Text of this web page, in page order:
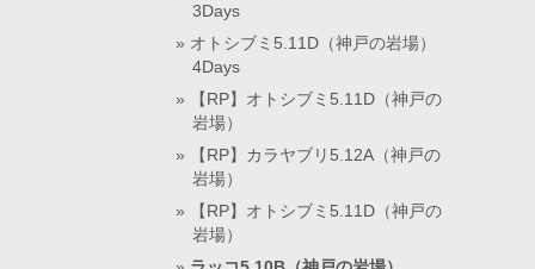
3Days
オトシブミ5.11D（神戸の岩場）
4Days
【RP】オトシブミ5.11D（神戸の
岩場）
【RP】カラヤブリ5.12A（神戸の
岩場）
【RP】オトシブミ5.11D（神戸の
岩場）